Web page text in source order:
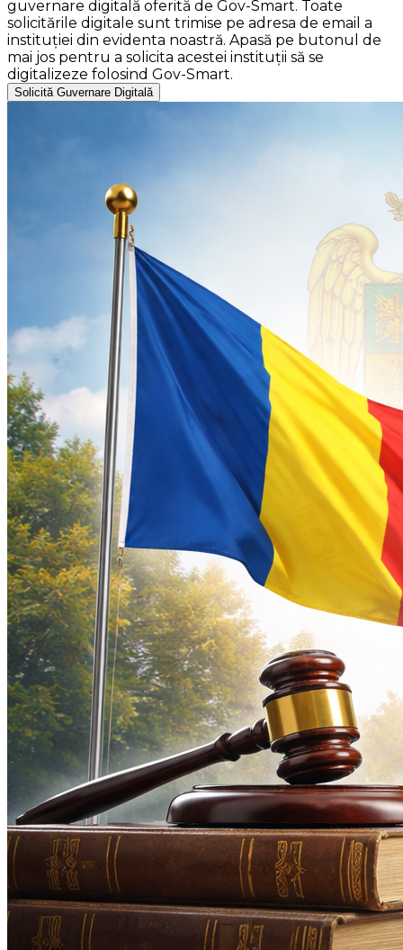
guvernare digitală oferită de Gov-Smart. Toate
solicitările digitale sunt trimise pe adresa de email a
instituției din evidenta noastră. Apasă pe butonul de
mai jos pentru a solicita acestei instituții să se
digitalizeze folosind Gov-Smart.
Solicită Guvernare Digitală